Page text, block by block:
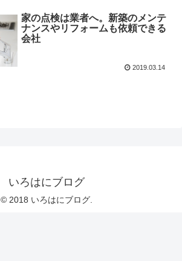
家の点検は業者へ。新築のメンテ
ナンスやリフォームも依頼できる
会社
2019.03.14
いろはにブログ
© 2018 いろはにブログ.